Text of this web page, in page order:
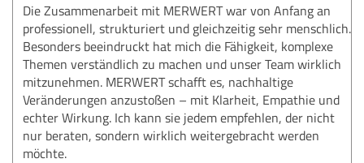
Die Zusammenarbeit mit MERWERT war von Anfang an
professionell, strukturiert und gleichzeitig sehr menschlich.
Besonders beeindruckt hat mich die Fähigkeit, komplexe
Themen verständlich zu machen und unser Team wirklich
mitzunehmen. MERWERT schafft es, nachhaltige
Veränderungen anzustoßen – mit Klarheit, Empathie und
echter Wirkung. Ich kann sie jedem empfehlen, der nicht
nur beraten, sondern wirklich weitergebracht werden
möchte.